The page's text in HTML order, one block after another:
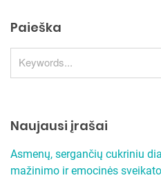
Paieška
Naujausi įrašai
Asmenų, sergančių cukriniu
mažinimo ir emocinės